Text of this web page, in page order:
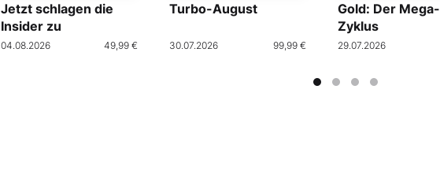
Jetzt schlagen die
Insider zu
04.08.2026 49,99 €
Turbo-August
30.07.2026 99,99 €
Gold: Der Mega-
Zyklus
29.07.2026